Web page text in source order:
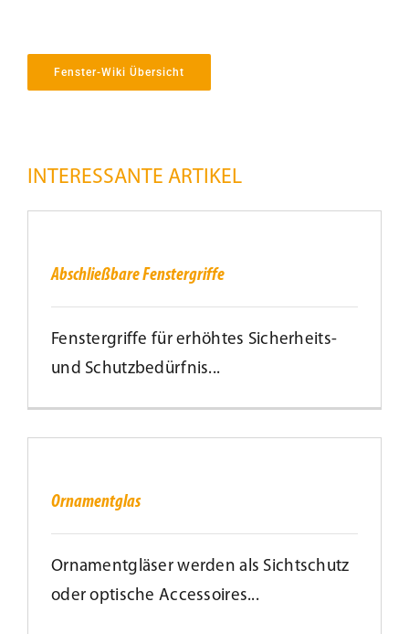
Fenster-Wiki Übersicht
INTERESSANTE ARTIKEL
Abschließbare Fenstergriffe
Fenstergriffe für erhöhtes Sicherheits-
und Schutzbedürfnis...
Ornamentglas
Ornamentgläser werden als Sichtschutz
oder optische Accessoires...